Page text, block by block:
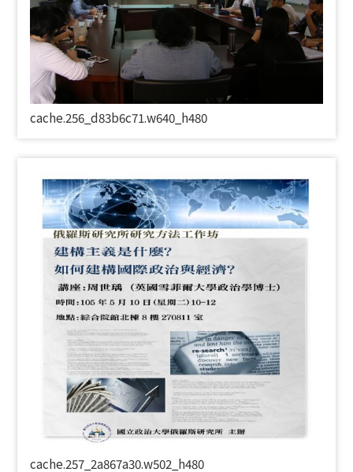
cache.256_d83b6c71.w640_h480
cache.257_2a867a30.w502_h480